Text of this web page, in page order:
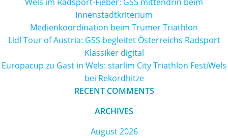
Innenstadtkriterium
Medienkoordination beim Trumer Triathlon
Lidl Tour of Austria: GSS begleitet Österreichs Radsport
Klassiker digital
Europacup zu Gast in Wels: starlim City Triathlon FestiWels
bei Rekordhitze
RECENT COMMENTS
ARCHIVES
August 2026